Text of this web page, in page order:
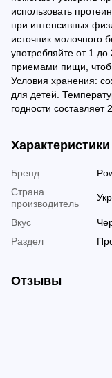
использовать
при интенсивных
источник молочного
употребляйте от 1
приемами пищи,
Условия хранения:
для детей.
годности составляет
Характеристики
Бренд
Страна
производитель
Вкус
Раздел
Отзывы